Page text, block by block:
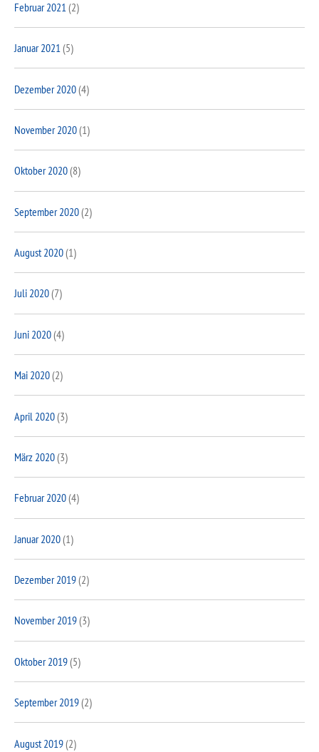
Februar 2021 (2)
Januar 2021(5)
Dezember 2020(4)
November 2020(1)
Oktober 2020(8)
September 2020(2)
August 2020(1)
Juli 2020(7)
Juni 2020(4)
Mai 2020(2)
April 2020(3)
März 2020(3)
Februar 2020(4)
Januar 2020(1)
Dezember 2019(2)
November 2019(3)
Oktober 2019(5)
September 2019(2)
August 2019(2)